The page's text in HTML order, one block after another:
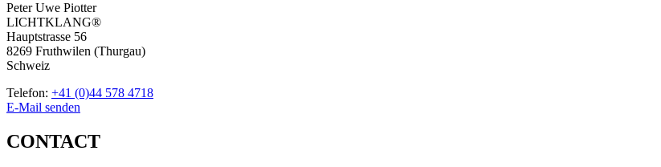
Peter Uwe Piotter
LICHTKLANG®
Hauptstrasse 56
8269 Fruthwilen (Thurgau)
Schweiz
Telefon: +41 (0)44 578 4718
E-Mail senden
CONTACT